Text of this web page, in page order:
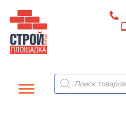
содержимому
Поиск
товаров